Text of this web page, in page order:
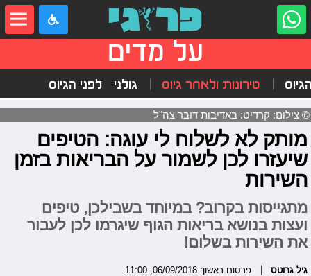
על מדים
טירונות ולאחר גיוס גולני לפני הגיוס
© צילום: קרדיט: באדיבות דובר צה"ל
מותק לא לשלוח לי עוגה: הטיפים
שיעזרו לכן לשמור על הבריאות בזמן
השירות
מתגייסות בקרוב? במיוחד בשבילכן, טיפים
ועצות בנושא בריאות הגוף שיגרמו לכן לעבור
את השירות בשלום!
גיל גרוטס פרסום ראשון: 06/09/2018, 11:00